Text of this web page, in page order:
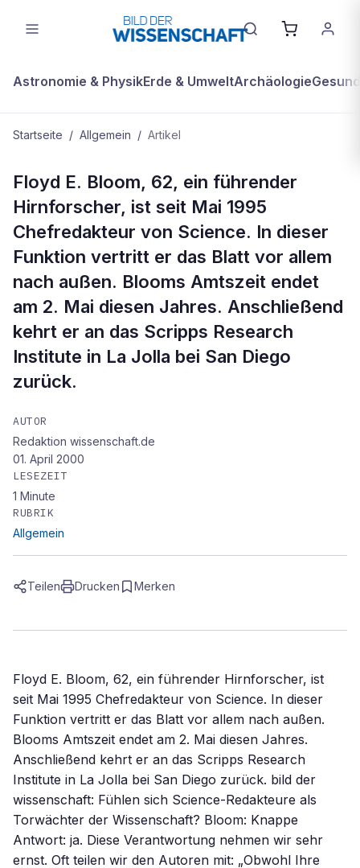
Astronomie & PhysikErde & UmweltArchäologie
Startseite / Allgemein / Artikel
„Einmal im Jahr ein Dankesbrief"
Floyd E. Bloom, 62, ein führender
Hirnforscher, ist seit Mai 1995
Chefredakteur von Science. In dieser
Funktion vertritt er das Blatt vor allem
nach außen. Blooms Amtszeit endet
am 2. Mai diesen Jahres. Anschließend
kehrt er an das Scripps Research
Institute in La Jolla bei San Diego
zurück.
AUTOR
Redaktion wissenschaft.de
01. April 2000
LESEZEIT
1 Minute
RUBRIK
Allgemein
Teilen Drucken Merken
Floyd E. Bloom, 62, ein führender Hirnforscher, ist
seit Mai 1995 Chefredakteur von Science. In dieser
Funktion vertritt er das Blatt vor allem nach außen.
Blooms Amtszeit endet am 2. Mai diesen Jahres.
Anschließend kehrt er an das Scripps Research
Institute in La Jolla bei San Diego zurück. bild der
wissenschaft: Fühlen sich Science-Redakteure als
Torwächter der Wissenschaft? Bloom: Knappe
Antwort: ja. Diese Verantwortung nehmen wir sehr
ernst. Oft teilen wir den Autoren mit: „Obwohl Ihre